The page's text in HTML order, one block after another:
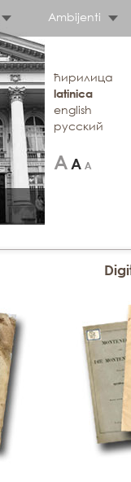
Ambijenti
ћирилица
latinica
english
русский